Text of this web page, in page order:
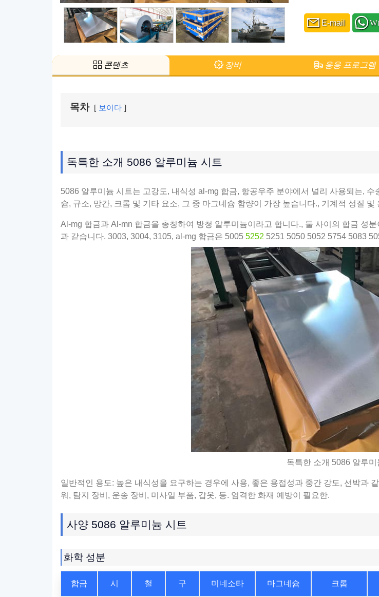
E-mail
콘텐츠 장비 응용 프로그램
목차 보이다
독특한 소개 5086 알루미늄 시트
5086 알루미늄 시트는 고강도, 내식성 al-mg 합금, 항공우주 분야에서 널리 사용되는,
슘, 규소, 망간, 크롬 및 기타 요소, 그 중 마그네슘 함량이 가장 높습니다., 기계적 성질 및
Al-mg 합금과 Al-mn 합금을 총칭하여 방청 알루미늄이라고 합니다., 둘 사이의 합금 성
과 같습니다. 3003, 3004, 3105, al-mg 합금은 5005 5252 5251 5050 5052 5754 5083
독특한 소개 5086 알루미
일반적인 용도: 높은 내식성을 요구하는 경우에 사용, 좋은 용접성과 중간 강도, 선박과
워, 탐지 장비, 운송 장비, 미사일 부품, 갑옷, 등. 엄격한 화재 예방이 필요한.
사양 5086 알루미늄 시트
화학 성분
합금 시 철 구 미네소타 마그네슘 크롬